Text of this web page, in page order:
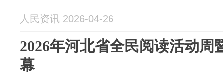
人民资讯 2026-04-26
2026年河北省全民阅读活动周
幕